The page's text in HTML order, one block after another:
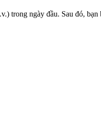
trong ngày đầu. Sau đó,